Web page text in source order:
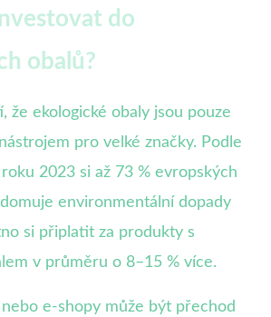
do
obalů?
že ekologické obaly jsou pouze
pro velké značky. Podle
2023 si až 73 % evropských
environmentální dopady
si připlatit za produkty s
v průměru o 8–15 % více.
e-shopy může být přechod